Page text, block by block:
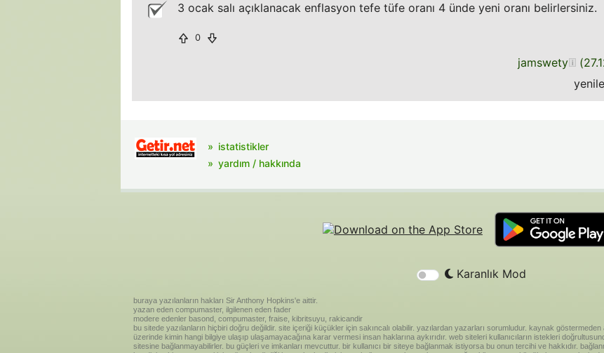
3 ocak salı açıklanacak enflasyon tefe tüfe oranı 4 ünde yeni oranı belirlersiniz.
0
jamswety (
yenile
istatistikler
yardım / hakkında
Karanlık Mod
buraya yazılanların hakları Sir Anthony Hopkins'e aittir.
yazan eden compumaster, ilgilenen eden fader
modere edenler basond, compumaster, fraise, kibritsuyu, rakicandir
bu sitede yazılanların hiçbiri doğru değildir. site içeriği küçükler için sakıncalı olabilir. yazılardan yazarları sorumludur. kaynak
üzerinde kimin hangi bilgiye ulaşıp ulaşamayacağına karar vermesi insan haklarına aykırıdır. web siteleri kullanıcıların istekleri
sitesine bağlanmayabilirler. bu güçleri ve imkanları mevcuttur. bir kullanıcı bir siteye bağlanmak istiyorsa bu onun tercihi ve hakkıdır.